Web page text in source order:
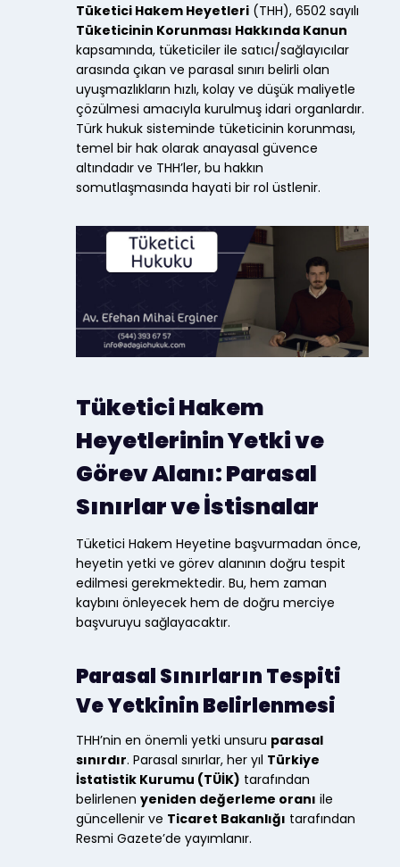
Tüketici Hakem Heyetleri (THH), 6502 sayılı
Tüketicinin Korunması Hakkında Kanun
kapsamında, tüketiciler ile satıcı/sağlayıcılar
arasında çıkan ve parasal sınırı belirli olan
uyuşmazlıkların hızlı, kolay ve düşük maliyetle
çözülmesi amacıyla kurulmuş idari organlardır.
Türk hukuk sisteminde tüketicinin korunması,
temel bir hak olarak anayasal güvence
altındadır ve THH’ler, bu hakkın
somutlaşmasında hayati bir rol üstlenir.
Tüketici Hakem
Heyetlerinin Yetki ve
Görev Alanı: Parasal
Sınırlar ve İstisnalar
Tüketici Hakem Heyetine başvurmadan önce,
heyetin yetki ve görev alanının doğru tespit
edilmesi gerekmektedir. Bu, hem zaman
kaybını önleyecek hem de doğru merciye
başvuruyu sağlayacaktır.
Parasal Sınırların Tespiti
Ve Yetkinin Belirlenmesi
THH’nin en önemli yetki unsuru parasal
sınırdır. Parasal sınırlar, her yıl Türkiye
İstatistik Kurumu (TÜİK) tarafından
belirlenenyeniden değerleme oranı ile
güncellenir ve Ticaret Bakanlığı tarafından
Resmi Gazete’de yayımlanır.